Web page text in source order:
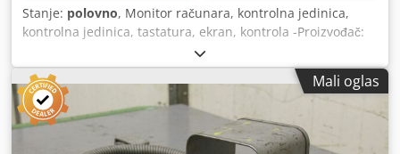
Stanje: polovno, Monitor računara, kontrolna jedinica,
kontrolna jedinica, tastatura, ekran, kontrola -Proizvođač:
INONET -Tip: Blistavost-15 " Dimenzije: 400/300/H45 mm -
Težina: 3,5 kg Crsdpfx Acjb Nfdnowof
Mali oglas